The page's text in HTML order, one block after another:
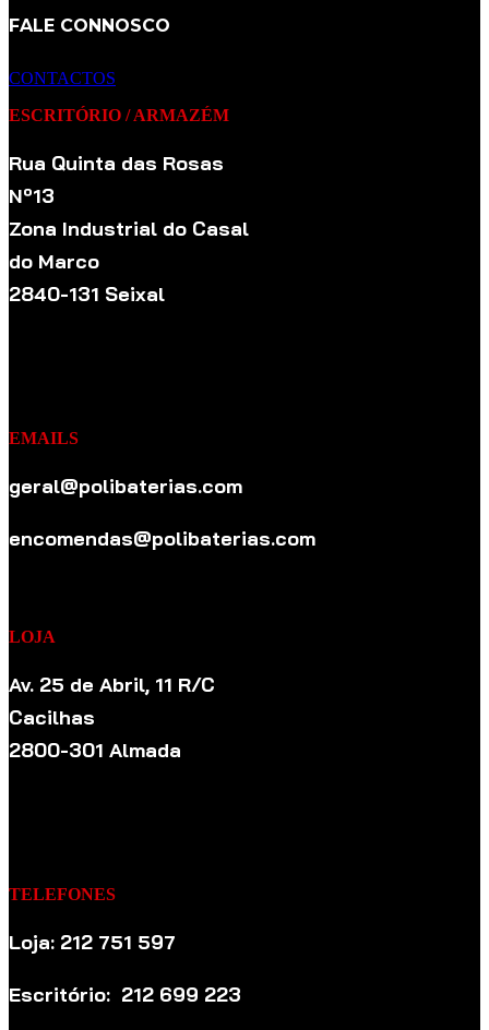
FALE CONNOSCO
CONTACTOS
ESCRITÓRIO / ARMAZÉM
Rua Quinta das Rosas
Nº13
Zona Industrial do Casal
do Marco
2840-131 Seixal
EMAILS
geral@polibaterias.com
encomendas@polibaterias.com
LOJA
Av. 25 de Abril, 11 R/C
Cacilhas
2800-301 Almada
TELEFONES
Loja: 212 751 597
Escritório: 212 699 223